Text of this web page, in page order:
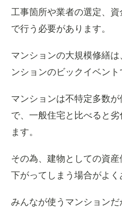
工事箇所や業者の選定、
で行う必要があります。
マンションの大規模修繕
ンションのビックイベント
マンションは不特定多数
で、一般住宅と比べると
ます。
その為、建物としての資
下がってしまう場合がよく
みんなが使うマンションだ